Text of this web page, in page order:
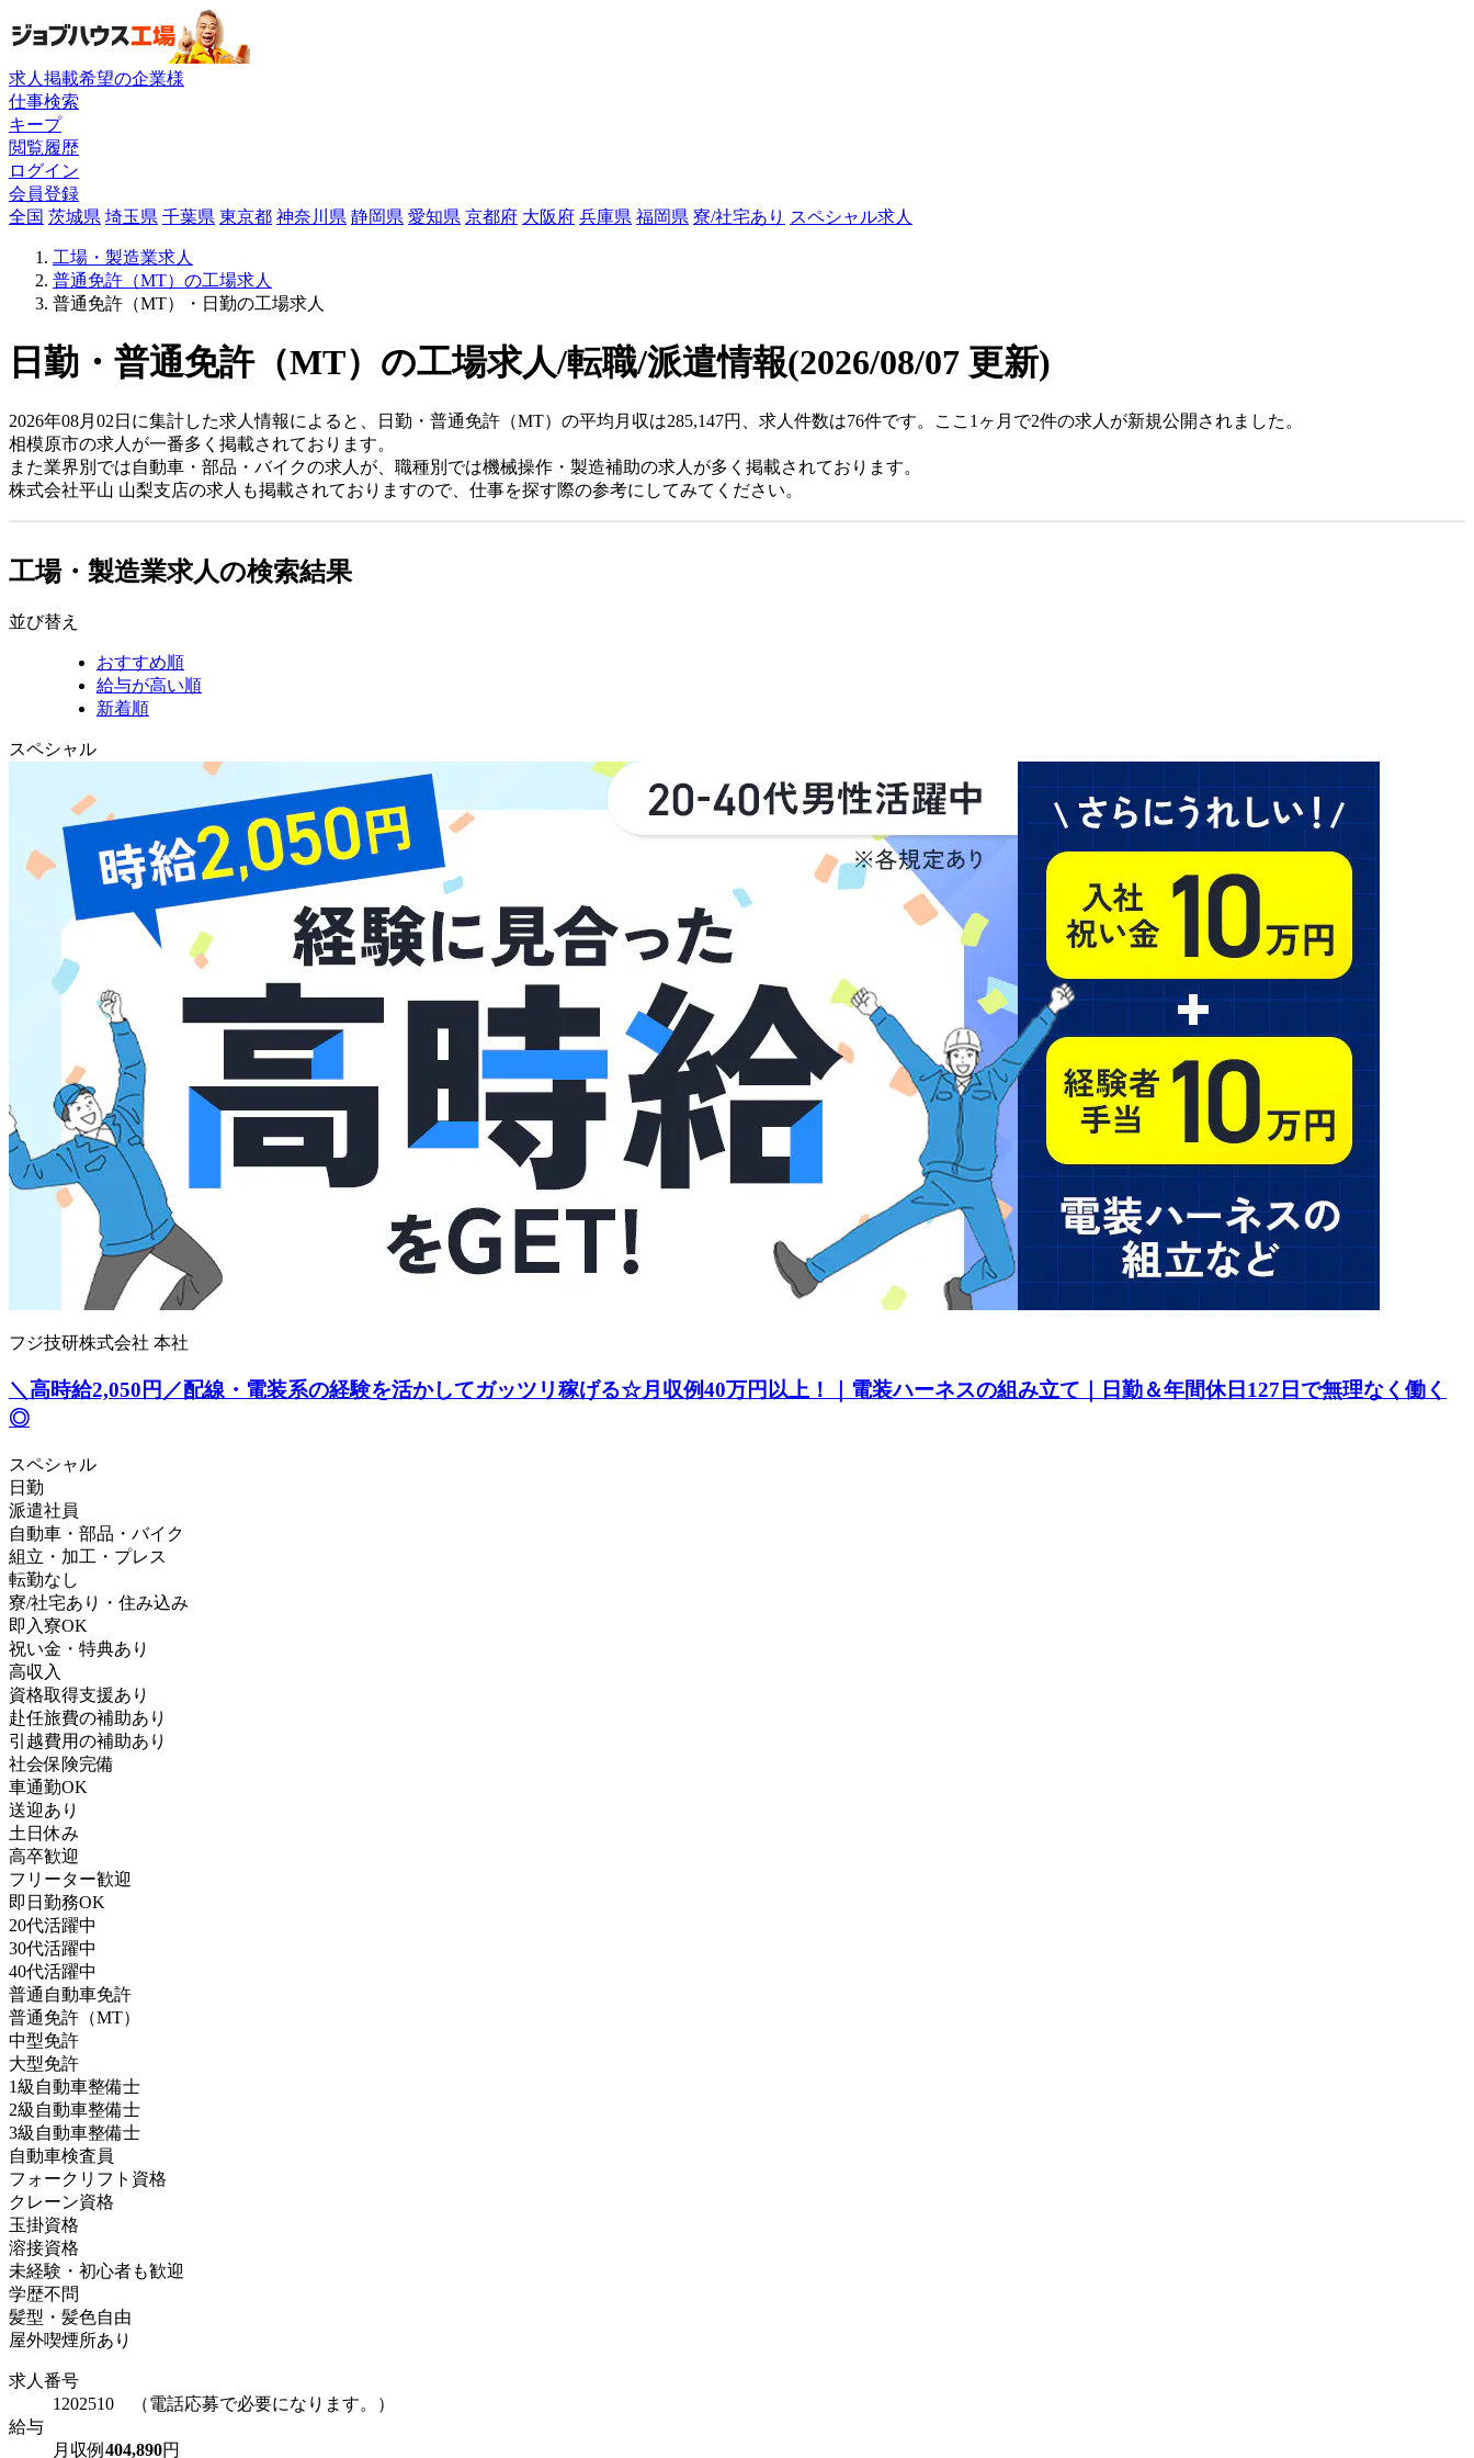
求人掲載希望の企業様
仕事検索
キープ
閲覧履歴
ログイン
会員登録
全国 茨城県 埼玉県 千葉県 東京都 神奈川県 静岡県 愛知県 京都府 大阪府 兵庫県 福岡県 寮/社宅あり スペシャル求人
工場・製造業求人
普通免許（MT）の工場求人
普通免許（MT）・日勤の工場求人
日勤・普通免許（MT）の工場求人/転職/派遣情報(2026/08/07 更新)
2026年08月02日に集計した求人情報によると、日勤・普通免許（MT）の平均月収は285,147円、求人件数は76件です。ここ1ヶ月で2件の求人が新規公開されました。
相模原市の求人が一番多く掲載されております。
また業界別では自動車・部品・バイクの求人が、職種別では機械操作・製造補助の求人が多く掲載されております。
株式会社平山 山梨支店の求人も掲載されておりますので、仕事を探す際の参考にしてみてください。
工場・製造業求人の検索結果
並び替え
おすすめ順
給与が高い順
新着順
スペシャル
フジ技研株式会社 本社
＼高時給2,050円／配線・電装系の経験を活かしてガッツリ稼げる☆月収例40万円以上！｜電装ハーネスの組み立て｜日勤＆年間休日127日で無理なく働く
◎
スペシャル
日勤
派遣社員
自動車・部品・バイク
組立・加工・プレス
転勤なし
寮/社宅あり・住み込み
即入寮OK
祝い金・特典あり
高収入
資格取得支援あり
赴任旅費の補助あり
引越費用の補助あり
社会保険完備
車通勤OK
送迎あり
土日休み
高卒歓迎
フリーター歓迎
即日勤務OK
20代活躍中
30代活躍中
40代活躍中
普通自動車免許
普通免許（MT）
中型免許
大型免許
1級自動車整備士
2級自動車整備士
3級自動車整備士
自動車検査員
フォークリフト資格
クレーン資格
玉掛資格
溶接資格
未経験・初心者も歓迎
学歴不問
髪型・髪色自由
屋外喫煙所あり
求人番号
1202510 （電話応募で必要になります。）
給与
月収例 404,890円